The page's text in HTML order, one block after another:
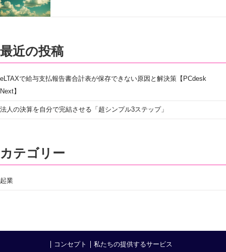
最近の投稿
eLTAXで給与支払報告書合計表が保存できない原因と解決策【PCdesk
Next】
法人の決算を自分で完結させる「超シンプル3ステップ」
カテゴリー
起業
コンセプト 私たちの提供するサービス